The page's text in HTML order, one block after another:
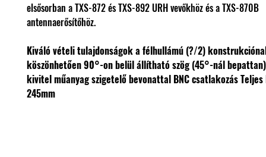
elsősorban a TXS-872 és TXS-892 URH vevőkhöz és a TXS-870B
antennaerősítőhöz.
Kiváló vételi tulajdonságok a félhullámú (?/2)
köszönhetően90°-on belül állítható szög (45°-nál
kivitel műanyag szigetelő bevonattal BNC csatlakozásTeljes
245mm